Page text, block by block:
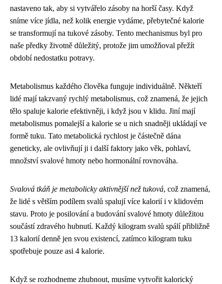
nastaveno tak, aby si vytvářelo zásoby na horší časy. Když
sníme více jídla, než kolik energie vydáme, přebytečné kalorie
se transformují na tukové zásoby. Tento mechanismus byl pro
naše předky životně důležitý, protože jim umožňoval přežít
období nedostatku potravy.
Metabolismus každého člověka funguje individuálně. Někteří
lidé mají takzvaný rychlý metabolismus, což znamená, že jejich
tělo spaluje kalorie efektivněji, i když jsou v klidu. Jiní mají
metabolismus pomalejší a kalorie se u nich snadněji ukládají ve
formě tuku. Tato metabolická rychlost je částečně dána
geneticky, ale ovlivňují ji i další faktory jako věk, pohlaví,
množství svalové hmoty nebo hormonální rovnováha.
Svalová tkáň je metabolicky aktivnější než tuková, což znamená,
že lidé s větším podílem svalů spalují více kalorií i v klidovém
stavu. Proto je posilování a budování svalové hmoty důležitou
součástí zdravého hubnutí. Každý kilogram svalů spálí přibližně
13 kalorií denně jen svou existencí, zatímco kilogram tuku
spotřebuje pouze asi 4 kalorie.
Když se rozhodneme zhubnout, musíme vytvořit kalorický